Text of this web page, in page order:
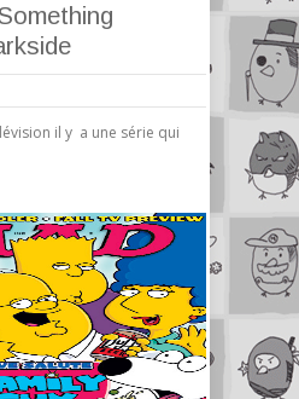
il y a une série qui